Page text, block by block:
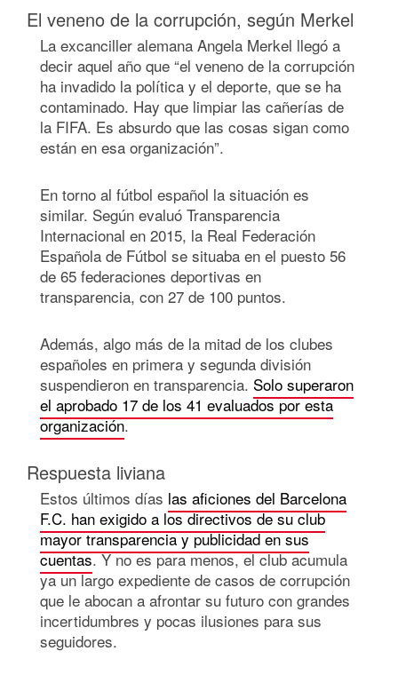
El veneno de la corrupción, según Merkel
La excanciller alemana Angela Merkel llegó a
decir aquel año que “el veneno de la corrupción
ha invadido la política y el deporte, que se ha
contaminado. Hay que limpiar las cañerías de
la FIFA. Es absurdo que las cosas sigan como
están en esa organización”.
En torno al fútbol español la situación es
similar. Según evaluó Transparencia
Internacional en 2015, la Real Federación
Española de Fútbol se situaba en el puesto 56
de 65 federaciones deportivas en
transparencia, con 27 de 100 puntos.
Además, algo más de la mitad de los clubes
españoles en primera y segunda división
suspendieron en transparencia. Solo superaron
el aprobado 17 de los 41 evaluados por esta
organización.
Respuesta liviana
Estos últimos días las aficiones del Barcelona
F.C. han exigido a los directivos de su club
mayor transparencia y publicidad en sus
cuentas. Y no es para menos, el club acumula
ya un largo expediente de casos de corrupción
que le abocan a afrontar su futuro con grandes
incertidumbres y pocas ilusiones para sus
seguidores.